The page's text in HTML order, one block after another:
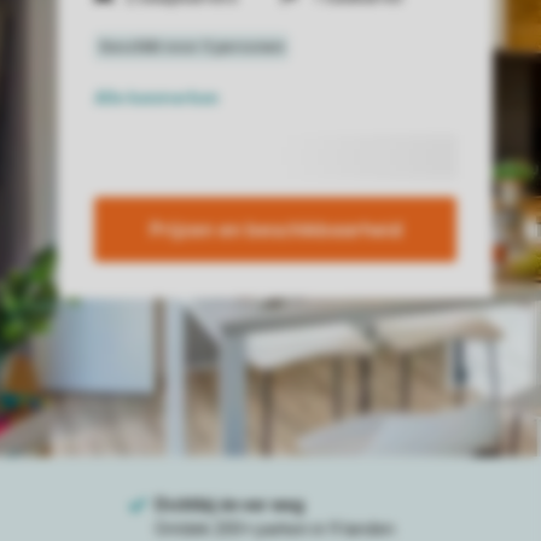
Alle kenmerken
Prijzen en beschikbaarheid